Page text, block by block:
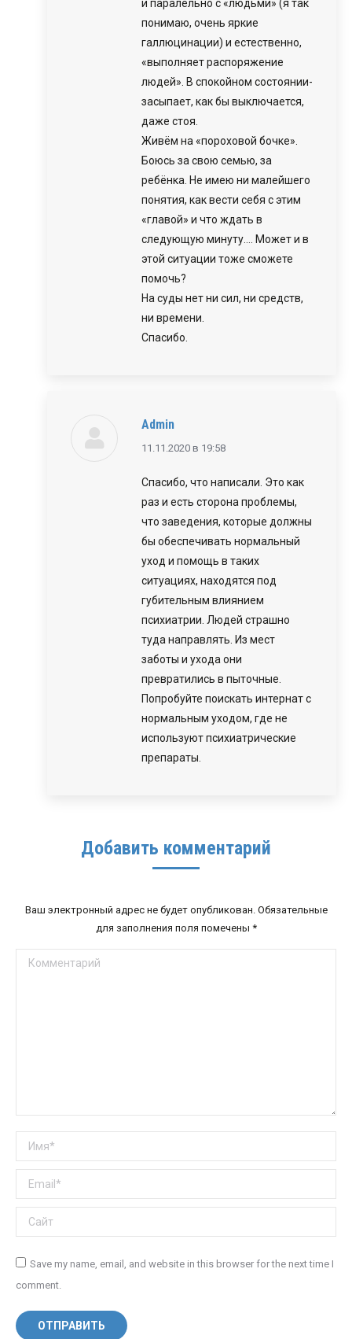
и паралельно с «людьми» (я так
понимаю, очень яркие
галлюцинации) и естественно,
«выполняет распоряжение
людей». В спокойном состоянии-
засыпает, как бы выключается,
даже стоя.
Живём на «пороховой бочке».
Боюсь за свою семью, за
ребёнка. Не имею ни малейшего
понятия, как вести себя с этим
«главой» и что ждать в
следующую минуту…. Может и в
этой ситуации тоже сможете
помочь?
На суды нет ни сил, ни средств,
ни времени.
Спасибо.
Admin
говорит:
11.11.2020 в 19:58
Спасибо, что написали. Это как
раз и есть сторона проблемы,
что заведения, которые должны
бы обеспечивать нормальный
уход и помощь в таких
ситуациях, находятся под
губительным влиянием
психиатрии. Людей страшно
туда направлять. Из мест
заботы и ухода они
превратились в пыточные.
Попробуйте поискать интернат с
нормальным уходом, где не
используют психиатрические
препараты.
Добавить комментарий
Ваш электронный адрес не будет опубликован. Обязательные
для заполнения поля помечены *
Комментарий
Имя *
Email *
Сайт
Save my name, email, and website in this browser for the next time I
comment.
ОТПРАВИТЬ